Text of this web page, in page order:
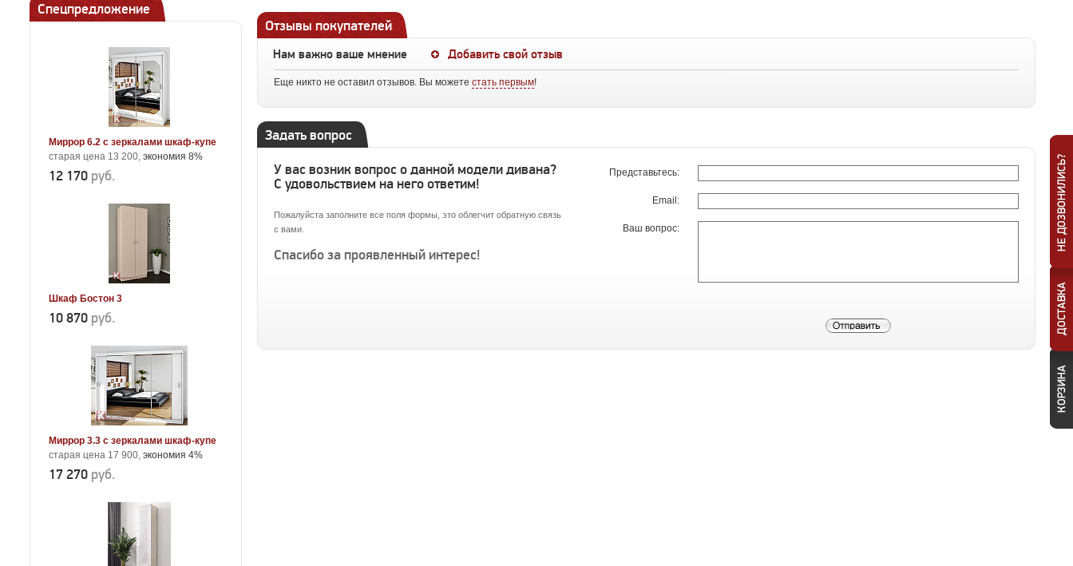
Спецпредложение
Миррор 6.2 с зеркалами шкаф-купе
старая цена 13 200, экономия 8%
12 170 руб.
Шкаф Бостон 3
10 870 руб.
Миррор 3.3 с зеркалами шкаф-купе
старая цена 17 900, экономия 4%
17 270 руб.
Отзывы покупателей
Нам важно ваше мнение Добавить свой отзыв
Еще никто не оставил отзывов. Вы можете стать первым!
Задать вопрос
У вас возник вопрос о данной модели дивана?
С удовольствием на него ответим!
Пожалуйста заполните все поля формы, это облегчит обратную связь
с вами.
Спасибо за проявленный интерес!
Представьтесь:
Email:
Ваш вопрос: